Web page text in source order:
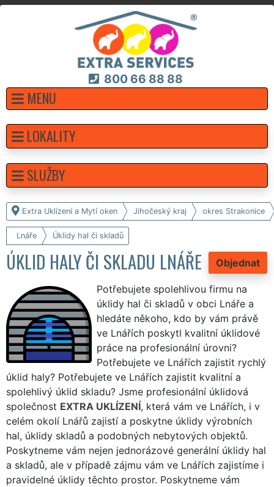
800 66 88 88
MENU
Extra Uklízení a Mytí oken Jihočeský kraj okres Strakonice
Lnáře Úklidy hal či skladů
Objednat
ÚKLID HALY ČI SKLADU LNÁŘE
Potřebujete spolehlivou firmu na
úklidy hal či skladů v obci Lnáře a
hledáte někoho, kdo by vám právě
ve Lnářích poskytl kvalitní úklidové
práce na profesionální úrovni?
Potřebujete ve Lnářích zajistit rychlý
úklid haly? Potřebujete ve Lnářích zajistit kvalitní a
spolehlivý úklid skladu? Jsme profesionální úklidová
společnost EXTRA UKLÍZENÍ, která vám ve Lnářích, i v
celém okolí Lnářů zajistí a poskytne úklidy výrobních
hal, úklidy skladů a podobných nebytových objektů.
Poskytneme vám nejen jednorázové generální úklidy hal
a skladů, ale v případě zájmu vám ve Lnářích zajistíme i
pravidelné úklidy těchto prostor. Poskytneme vám
LOKALITY
SLUŽBY